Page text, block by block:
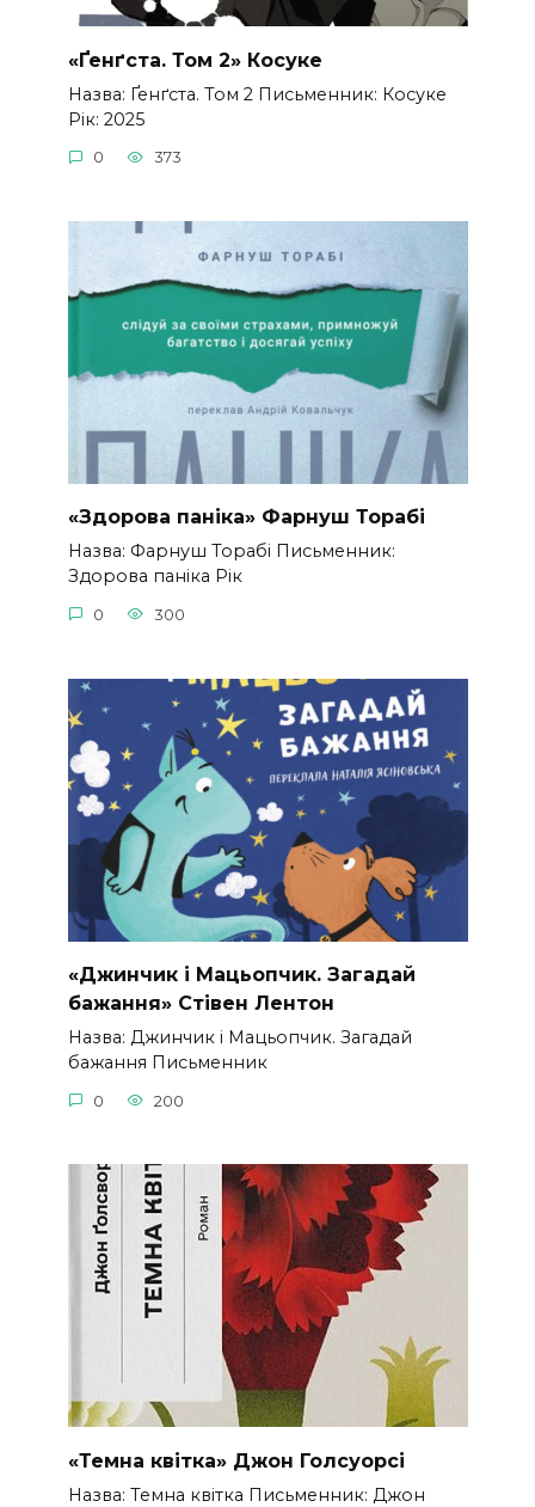
«Ґенґста. Том 2» Косуке
Назва: Ґенґста. Том 2 Письменник: Косуке
Рік: 2025
0 373
«Здорова паніка» Фарнуш Торабі
Назва: Фарнуш Торабі Письменник:
Здорова паніка Рік
0 300
«Джинчик і Мацьопчик. Загадай
бажання» Стівен Лентон
Назва: Джинчик і Мацьопчик. Загадай
бажання Письменник
0 200
«Темна квітка» Джон Голсуорсі
Назва: Темна квітка Письменник: Джон